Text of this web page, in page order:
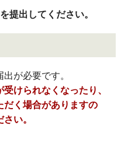
提出してください。
が必要です。
けられなくなったり、
だく場合がありますの
い。